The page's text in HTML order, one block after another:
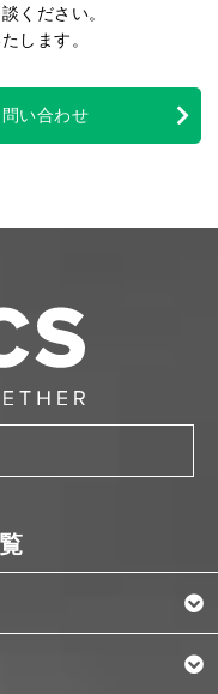
ください。
します。
い合わせ